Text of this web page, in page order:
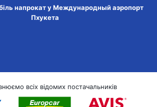
напрокат у Международный аэропорт
Пхукета
всіх відомих постачальників